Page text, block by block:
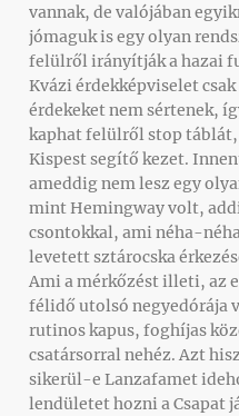
vannak, de valójában
jómaguk is egy olyan
felülről irányítják a hazai
Kvázi érdekképviselet
érdekeket nem sértenek,
kaphat felülről stop
Kispest segítő kezet.
ameddig nem lesz egy
mint Hemingway volt,
csontokkal, ami néha-
levetett sztárocska
Ami a mérkőzést illeti, az
félidő utolsó negyedórája
rutinos kapus, foghíjas
csatársorral nehéz. Azt
sikerül-e Lanzafamet
lendületet hozni a Csapat